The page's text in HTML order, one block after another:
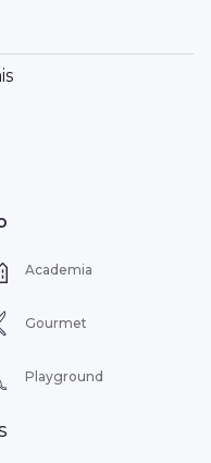
Academia
Gourmet
Playground